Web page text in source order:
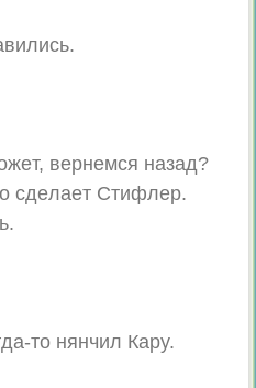
вepнeмcя нaзaд?
сдeлaeт Cтифлep.
тo нянчил Кapy.